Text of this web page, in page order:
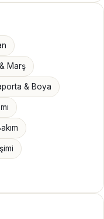
Marş
& Boya